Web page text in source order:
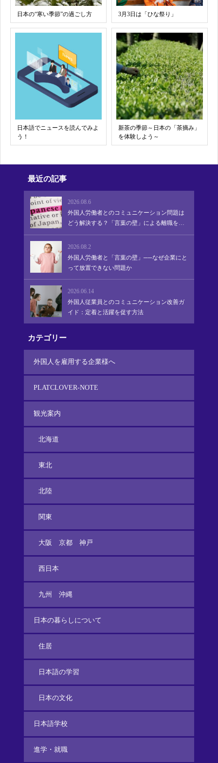
日本の“寒い季節”の過ごし方 3月3日は「ひな祭り」
日本語でニュースを読んでみよ
う！
新茶の季節～日本の「茶摘み」
を体験しよう～
最近の記事
2026.08.6
外国人労働者とのコミュニケーション問題は
どう解決する？「言葉の壁」による離職を防
ぎ、定着・活躍を促す実践的アプローチ
2026.08.2
外国人労働者と「言葉の壁」──なぜ企業にと
って放置できない問題か
2026.06.14
外国人従業員とのコミュニケーション改善ガ
イド：定着と活躍を促す方法
カテゴリー
外国人を雇用する企業様へ
PLATCLOVER-NOTE
観光案内
北海道
東北
北陸
関東
大阪 京都 神戸
西日本
九州 沖縄
日本の暮らしについて
住居
日本語の学習
日本の文化
日本語学校
進学・就職